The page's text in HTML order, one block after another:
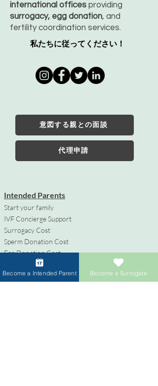
international offices providing
surrogacy, egg donation, and
fertility coordination services.
私たちに従ってください！
意図する親との面談
代理申請
Intended Parents
Start your family
IVF Concierge Support
Surrogacy Cost
Sperm Donation Cost
Egg Donation Cost
Surrogacy for Gay Couples
HIV and Surrogacy​
Become a Intended Parent Become a Surrogate